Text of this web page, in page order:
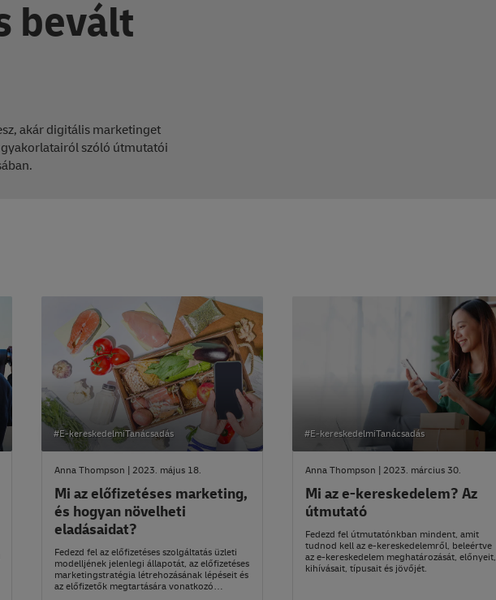
bevált
akár digitális marketinget
szóló útmutatói
#E-kereskedelmiTanácsadás
Anna Thompson | 2023. május 18.
Mi az előfizetéses marketing,
és hogyan növelheti
eladásaidat?
Fedezd fel az előfizetéses szolgáltatás üzleti
modelljének jelenlegi állapotát, az előfizetéses
marketingstratégia létrehozásának lépéseit és
az előfizetők megtartására vonatkozó
#E-kereskedelmiTanácsadás
Anna Thompson | 2023. március 30.
Mi az e-kereskedelem? Az
útmutató
Fedezd fel útmutatónkban mindent, amit
tudnod kell az e-kereskedelemről, beleértve
az e-kereskedelem meghatározását, előnyeit,
kihívásait, típusait és jövőjét.